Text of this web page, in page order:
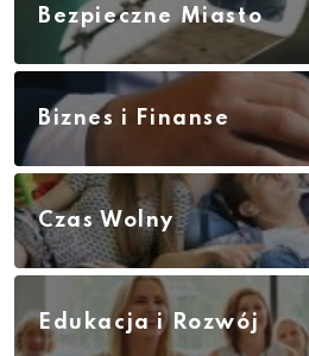
Bezpieczne Miasto
Biznes i Finanse
Czas Wolny
Edukacja i Rozwój